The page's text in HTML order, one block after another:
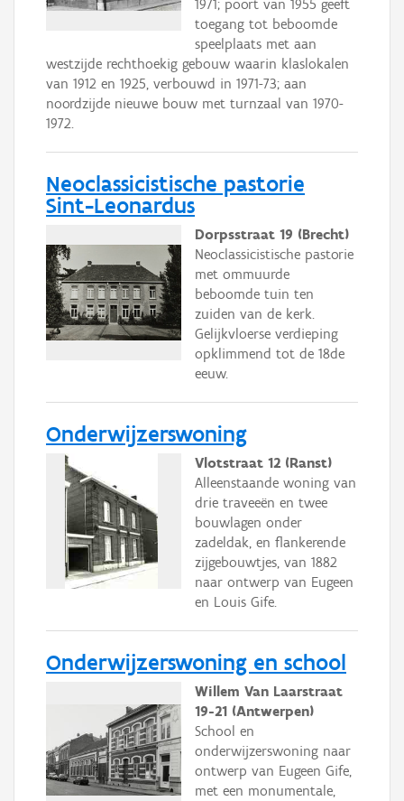
1971; poort van 1955 geeft
toegang tot beboomde
speelplaats met aan
westzijde rechthoekig gebouw waarin klaslokalen
van 1912 en 1925, verbouwd in 1971-73; aan
noordzijde nieuwe bouw met turnzaal van 1970-
1972.
Neoclassicistische pastorie
Sint-Leonardus
Dorpsstraat 19 (Brecht)
Neoclassicistische pastorie
met ommuurde
beboomde tuin ten
zuiden van de kerk.
Gelijkvloerse verdieping
opklimmend tot de 18de
eeuw.
Onderwijzerswoning
Vlotstraat 12 (Ranst)
Alleenstaande woning van
drie traveeën en twee
bouwlagen onder
zadeldak, en flankerende
zijgebouwtjes, van 1882
naar ontwerp van Eugeen
en Louis Gife.
Onderwijzerswoning en school
Willem Van Laarstraat
19-21 (Antwerpen)
School en
onderwijzerswoning naar
ontwerp van Eugeen Gife,
met een monumentale,